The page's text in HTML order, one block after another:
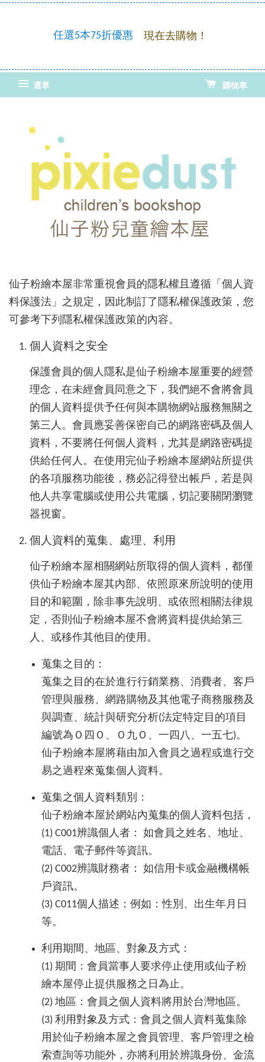
任選5本75折優惠 現在去購物！
選單 購物車
仙子粉繪本屋非常重視會員的隱私權且遵循「個人資
料保護法」之規定，因此制訂了隱私權保護政策，您
可參考下列隱私權保護政策的內容。
個人資料之安全
保護會員的個人隱私是仙子粉繪本屋重要的經營
理念，在未經會員同意之下，我們絕不會將會員
的個人資料提供予任何與本購物網站服務無關之
第三人。會員應妥善保密自己的網路密碼及個人
資料，不要將任何個人資料，尤其是網路密碼提
供給任何人。在使用完仙子粉繪本屋網站所提供
的各項服務功能後，務必記得登出帳戶，若是與
他人共享電腦或使用公共電腦，切記要關閉瀏覽
器視窗。
個人資料的蒐集、處理、利用
仙子粉繪本屋相關網站所取得的個人資料，都僅
供仙子粉繪本屋其內部、依照原來所說明的使用
目的和範圍，除非事先說明、或依照相關法律規
定，否則仙子粉繪本屋不會將資料提供給第三
人、或移作其他目的使用。
蒐集之目的：
蒐集之目的在於進行行銷業務、消費者、客戶
管理與服務、網路購物及其他電子商務服務及
與調查、統計與研究分析(法定特定目的項目
編號為Ｏ四Ｏ、Ｏ九Ｏ、一四八、一五七)。
仙子粉繪本屋將藉由加入會員之過程或進行交
易之過程來蒐集個人資料。
蒐集之個人資料類別：
仙子粉繪本屋於網站內蒐集的個人資料包括，
(1) C001辨識個人者： 如會員之姓名、地址、
電話、電子郵件等資訊。
(2) C002辨識財務者： 如信用卡或金融機構帳
戶資訊。
(3) C011個人描述：例如：性別、出生年月日
等。
利用期間、地區、對象及方式：
(1) 期間：會員當事人要求停止使用或仙子粉
繪本屋停止提供服務之日為止。
(2) 地區：會員之個人資料將用於台灣地區。
(3) 利用對象及方式：會員之個人資料蒐集除
用於仙子粉繪本屋之會員管理、客戶管理之檢
索查詢等功能外，亦將利用於辨識身份、金流